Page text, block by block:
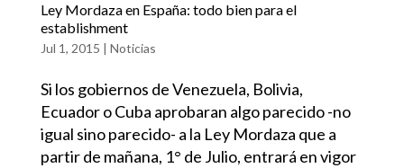
Ley Mordaza en España: todo bien para el
establishment
Jul 1, 2015 | Noticias
Si los gobiernos de Venezuela, Bolivia,
Ecuador o Cuba aprobaran algo parecido -no
igual sino parecido- a la Ley Mordaza que a
partir de mañana, 1° de Julio, entrará en vigor